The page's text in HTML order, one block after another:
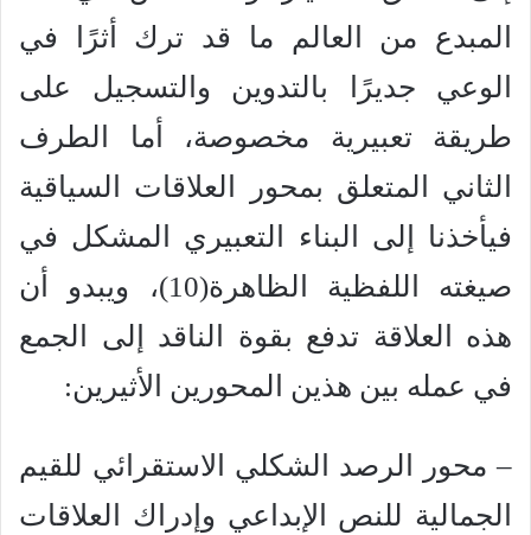
المبدع من العالم ما قد ترك أثرًا في
الوعي جديرًا بالتدوين والتسجيل على
طريقة تعبيرية مخصوصة، أما الطرف
الثاني المتعلق بمحور العلاقات السياقية
فيأخذنا إلى البناء التعبيري المشكل في
صيغته اللفظية الظاهرة(10)، ويبدو أن
هذه العلاقة تدفع بقوة الناقد إلى الجمع
في عمله بين هذين المحورين الأثيرين:
– محور الرصد الشكلي الاستقرائي للقيم
الجمالية للنص الإبداعي وإدراك العلاقات